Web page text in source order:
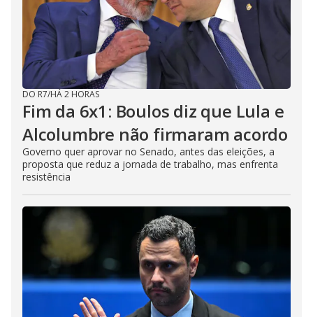
DO R7/HÁ 2 HORAS
Fim da 6x1: Boulos diz que Lula e
Alcolumbre não firmaram acordo
Governo quer aprovar no Senado, antes das eleições, a
proposta que reduz a jornada de trabalho, mas enfrenta
resistência